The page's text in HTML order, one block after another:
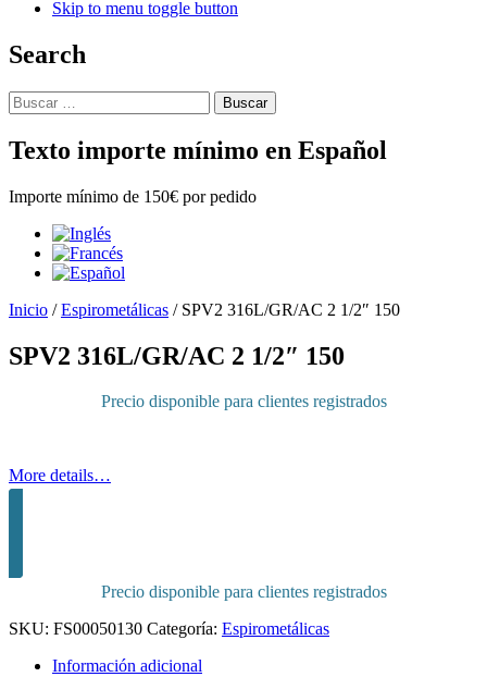
Skip to menu toggle button
Search
Buscar:
Texto importe mínimo en Español
Importe mínimo de 150€ por pedido
Inicio /Espirometálicas / SPV2 316L/GR/AC 2 1/2″ 150
SPV2 316L/GR/AC 2 1/2″ 150
Precio disponible para clientes registrados
More details…
Precio disponible para clientes registrados
SKU: FS00050130 Categoría: Espirometálicas
Información adicional